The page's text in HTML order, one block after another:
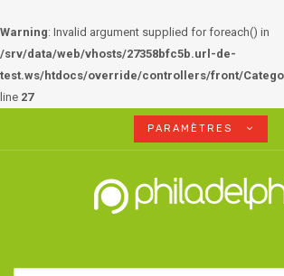
Warning: Invalid argument supplied for foreach() in
/srv/data/web/vhosts/27358bfc5b.url-de-
test.ws/htdocs/override/controllers/front/
line 27
PARAMÈTRES